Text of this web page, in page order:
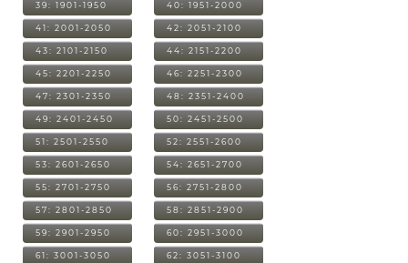
39: 1901-1950 40: 1951-2000
41: 2001-2050 42: 2051-2100
43: 2101-2150 44: 2151-2200
45: 2201-2250 46: 2251-2300
47: 2301-2350 48: 2351-2400
49: 2401-2450 50: 2451-2500
51: 2501-2550 52: 2551-2600
53: 2601-2650 54: 2651-2700
55: 2701-2750 56: 2751-2800
57: 2801-2850 58: 2851-2900
59: 2901-2950 60: 2951-3000
61: 3001-3050 62: 3051-3100